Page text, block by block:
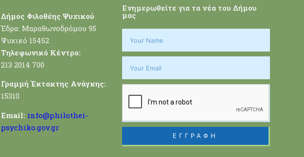
Δήμος Φιλοθέης Ψυχικού
Έδρα: Μαραθωνοδρόμου 95
Ψυχικό 15452
Τηλεφωνικό Κέντρο:
213 2014 700
Γραμμή Έκτακτης Ανάγκης:
15310
Email: info@philothei-
psychiko.gov.gr
Ενημερωθείτε για τα νέα του Δήμου
μας
ΕΓΓΡΑΦΗ